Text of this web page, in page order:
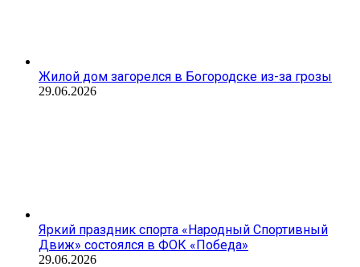
Жилой дом загорелся в Богородске из-за грозы
29.06.2026
Яркий праздник спорта «Народный Спортивный
Движ» состоялся в ФОК «Победа»
29.06.2026